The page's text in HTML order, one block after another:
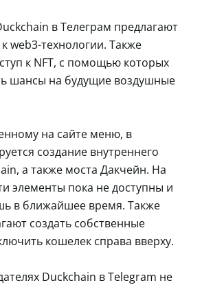
в Телеграм предлагают
web3-технологии. Также
к NFT, с помощью которых
шансы на будущие воздушные
на сайте меню, в
создание внутреннего
а также моста Дакчейн. На
элементы пока не доступны и
в ближайшее время. Также
создать собственные
кошелек справа вверху.
Duckchain в Telegram не